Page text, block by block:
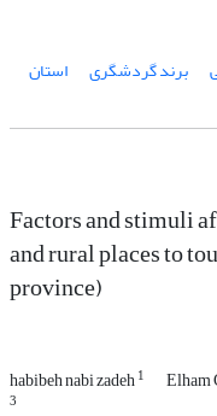
برند گردشگری استان
Factors and stimuli
and rural places to
province)
habibeh nabi zadeh1 Elham
3